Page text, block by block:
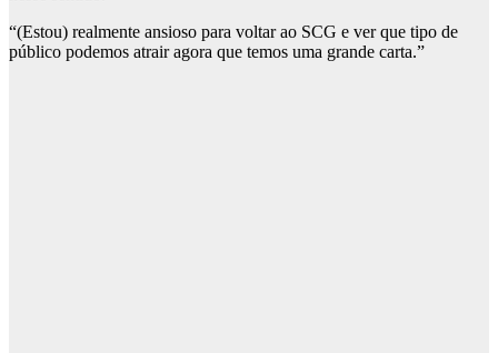
“(Estou) realmente ansioso para voltar ao SCG e ver que tipo de
público podemos atrair agora que temos uma grande carta.”